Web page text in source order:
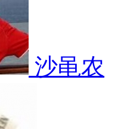
沙黾农